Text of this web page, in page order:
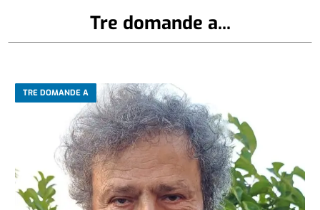
Tre domande a...
TRE DOMANDE A